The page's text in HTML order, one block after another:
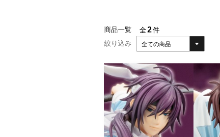
商品一覧 全2件
絞り込み
全ての商品